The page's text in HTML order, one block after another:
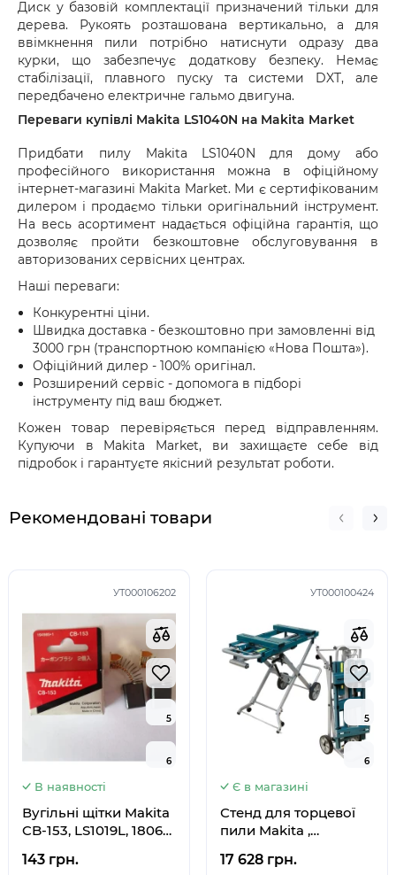
Диск у базовій комплектації призначений тільки для
дерева. Рукоять розташована вертикально, а для
ввімкнення пили потрібно натиснути одразу два
курки, що забезпечує додаткову безпеку. Немає
стабілізації, плавного пуску та системи DXT, але
передбачено електричне гальмо двигуна.
Переваги купівлі Makita LS1040N на Makita Market
Придбати пилу Makita LS1040N для дому або
професійного використання можна в офіційному
інтернет-магазині Makita Market. Ми є сертифікованим
дилером і продаємо тільки оригінальний інструмент.
На весь асортимент надається офіційна гарантія, що
дозволяє пройти безкоштовне обслуговування в
авторизованих сервісних центрах.
Наші переваги:
Конкурентні ціни.
Швидка доставка - безкоштовно при замовленні від
3000 грн (транспортною компанією «Нова Пошта»).
Офіційний дилер - 100% оригінал.
Розширений сервіс - допомога в підборі
інструменту під ваш бюджет.
Кожен товар перевіряється перед відправленням.
Купуючи в Makita Market, ви захищаєте себе від
підробок і гарантуєте якісний результат роботи.
Рекомендовані товари
УТ000106202
5
6
5
6
В наявності
Вугільні щітки Makita
CB-153, LS1019L, 1806B,
LH1040, LS1040,
143 грн.
УТ000100424
5
6
5
6
Є в магазині
Стенд для торцевої
пили Makita ,
17 628 грн.